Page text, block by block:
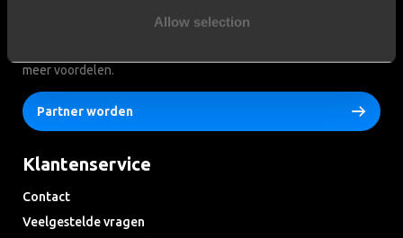
Allow selection
Meld u aan als Brink Montagepartner!
meer voordelen.
Partner worden
Klantenservice
Contact
Veelgestelde vragen